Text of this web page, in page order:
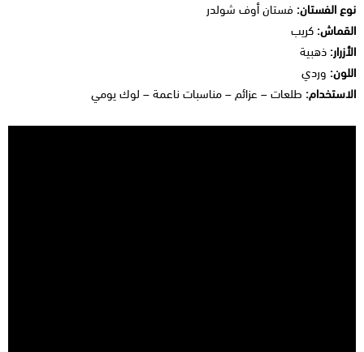
نوع الفستان: فستان أوف شولدر
القماش: كريب
الأزرار: ذهبية
اللون: وردي
الاستخدام: طلعات – عزائم – مناسبات ناعمة – لوك يومي